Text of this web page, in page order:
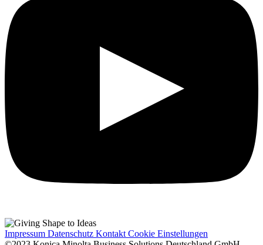
Impressum Datenschutz Kontakt Cookie Einstellungen